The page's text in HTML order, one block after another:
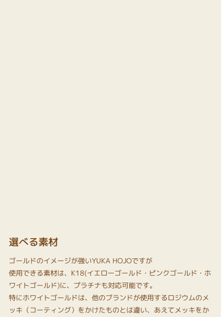
選べる素材
ゴールドのイメージが強いYUKA HOJOですが
使用できる素材は、K18(イエローゴールド・ピンクゴールド・ホ
ワイトゴールド)に、プラチナも対応可能です。
特にホワイトゴールドは、他のブランドが使用するロジウムのメ
ッキ（コーティング）をかけたものとは違い、あえてメッキをか